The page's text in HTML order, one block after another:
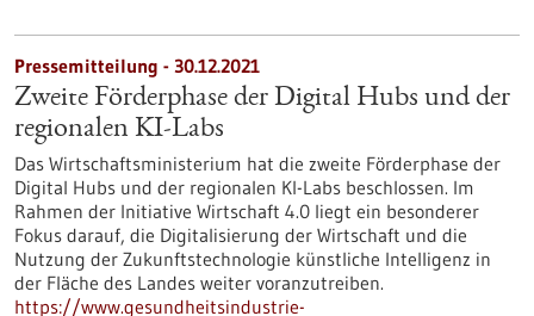
Pressemitteilung - 30.12.2021
Zweite Förderphase der Digital Hubs und der
regionalen KI-Labs
Das Wirtschaftsministerium hat die zweite Förderphase der
Digital Hubs und der regionalen KI-Labs beschlossen. Im
Rahmen der Initiative Wirtschaft 4.0 liegt ein besonderer
Fokus darauf, die Digitalisierung der Wirtschaft und die
Nutzung der Zukunftstechnologie künstliche Intelligenz in
der Fläche des Landes weiter voranzutreiben.
https://www.gesundheitsindustrie-